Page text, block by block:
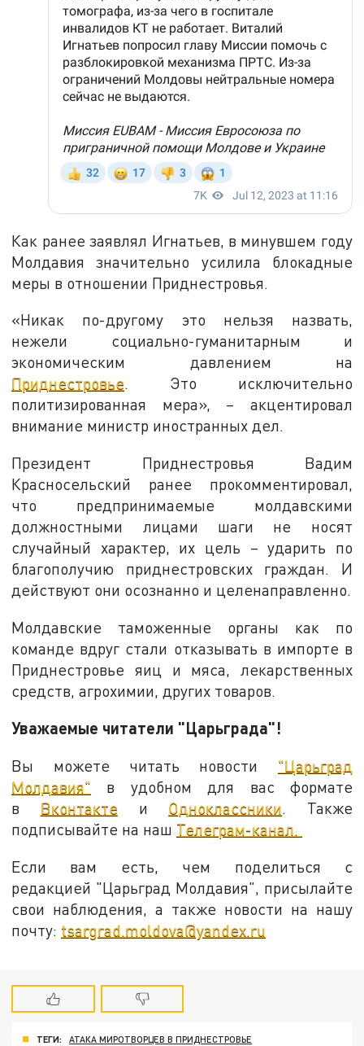
Как ранее заявлял Игнатьев, в минувшем году
Молдавия значительно усилила блокадные
меры в отношении Приднестровья.
«Никак по-другому это нельзя назвать,
нежели социально-гуманитарным и
экономическим давлением на
Приднестровье. Это исключительно
политизированная мера», – акцентировал
внимание министр иностранных дел.
Президент Приднестровья Вадим
Красносельский ранее прокомментировал,
что предпринимаемые молдавскими
должностными лицами шаги не носят
случайный характер, их цель – ударить по
благополучию приднестровских граждан. И
действуют они осознанно и целенаправленно.
Молдавские таможенные органы как по
команде вдруг стали отказывать в импорте в
Приднестровье яиц и мяса, лекарственных
средств, агрохимии, других товаров.
Уважаемые читатели "Царьграда"!
Вы можете читать новости "Царьград
Молдавия" в удобном для вас формате
в Вконтактеи Одноклассники. Также
подписывайте на наш Телеграм-канал.
Если вам есть, чем поделиться с
редакцией "Царьград Молдавия", присылайте
свои наблюдения, а также новости на нашу
почту: tsargrad.moldova@yandex.ru
ТЕГИ: АТАКА МИРОТВОРЦЕВ В ПРИДНЕСТРОВЬЕ